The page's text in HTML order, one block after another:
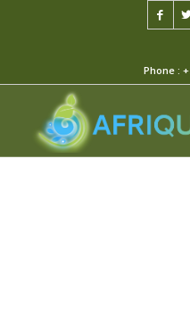
Phone :